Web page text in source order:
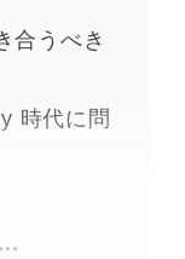
合うべき
時代に問